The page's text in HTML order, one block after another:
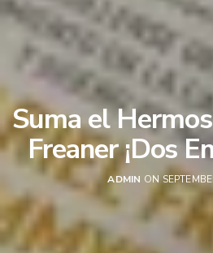
Suma el
Freaner ¡Dos
ADMIN ON